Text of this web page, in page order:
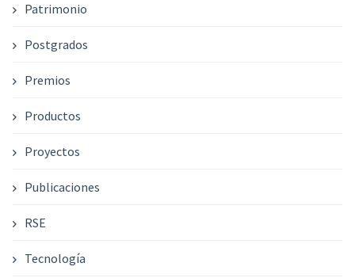
Patrimonio
Postgrados
Premios
Productos
Proyectos
Publicaciones
RSE
Tecnología